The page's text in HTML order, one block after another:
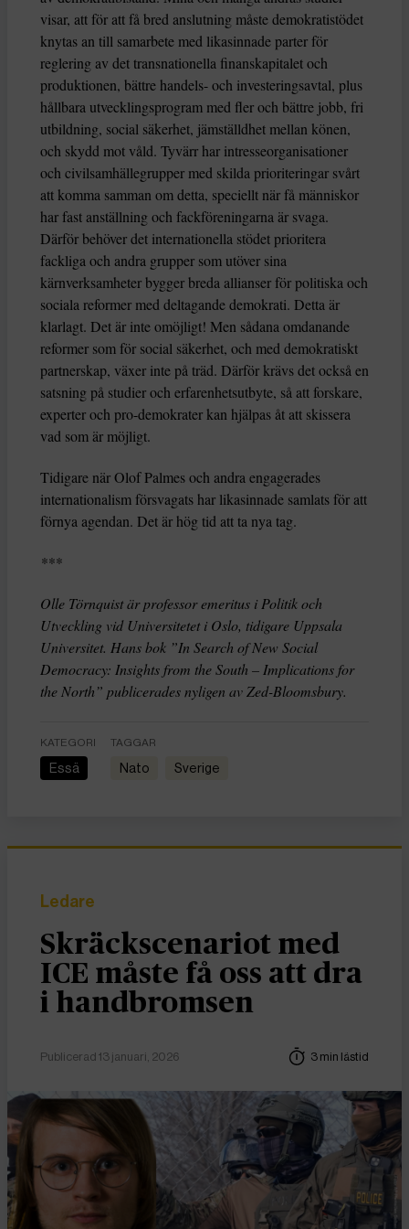
visar, att för att få bred anslutning måste demokratistödet
knytas an till samarbete med likasinnade parter för
reglering av det transnationella finanskapitalet och
produktionen, bättre handels- och investeringsavtal, plus
hållbara utvecklingsprogram med fler och bättre jobb, fri
utbildning, social säkerhet, jämställdhet mellan könen,
och skydd mot våld. Tyvärr har intresseorganisationer
och civilsamhällegrupper med skilda prioriteringar svårt
att komma samman om detta, speciellt när få människor
har fast anställning och fackföreningarna är svaga.
Därför behöver det internationella stödet prioritera
fackliga och andra grupper som utöver sina
kärnverksamheter bygger breda allianser för politiska och
sociala reformer med deltagande demokrati. Detta är
klarlagt. Det är inte omöjligt! Men sådana omdanande
reformer som för social säkerhet, och med demokratiskt
partnerskap, växer inte på träd. Därför krävs det också en
satsning på studier och erfarenhetsutbyte, så att forskare,
experter och pro-demokrater kan hjälpas åt att skissera
vad som är möjligt.
Tidigare när Olof Palmes och andra engagerades
internationalism försvagats har likasinnade samlats för att
förnya agendan. Det är hög tid att ta nya tag.
***
Olle Törnquist är professor emeritus i Politik och
Utveckling vid Universitetet i Oslo, tidigare Uppsala
Universitet. Hans bok ”In Search of New Social
Democracy: Insights from the South – Implications for
the North” publicerades nyligen av Zed-Bloomsbury.
KATEGORI
Essä
TAGGAR
Nato Sverige
Ledare
Skräckscenariot med
ICE måste få oss att dra
i handbromsen
Publicerad 13 januari, 2026 3 min lästid